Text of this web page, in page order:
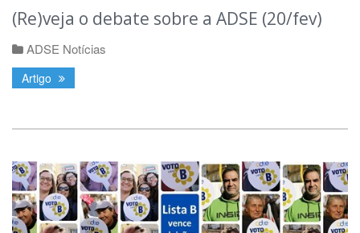
(Re)veja o debate sobre a ADSE (20/fev)
ADSE Notícias
Artigo